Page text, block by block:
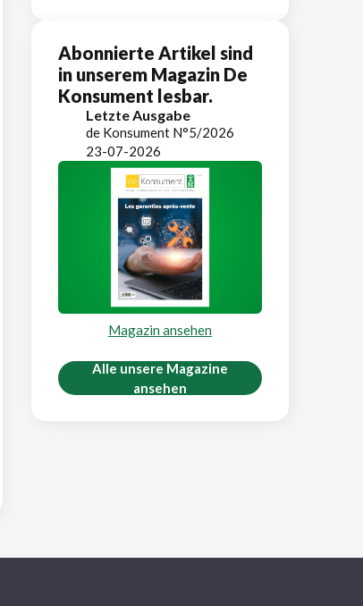
Abonnierte Artikel sind
in unserem Magazin De
Konsument lesbar.
Letzte Ausgabe
de Konsument N°5/2026
23-07-2026
Magazin ansehen
Alle unsere Magazine
ansehen